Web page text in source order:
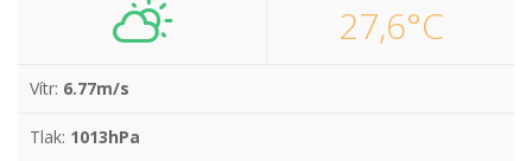
27,6°C
Vítr: 6.77m/s
Tlak: 1013hPa